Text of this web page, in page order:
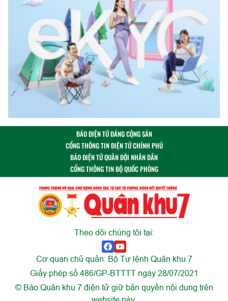
BÁO ĐIỆN TỬ ĐẢNG CỘNG SẢN
CỔNG THÔNG TIN ĐIỆN TỬ CHÍNH PHỦ
BÁO ĐIỆN TỬ QUÂN ĐỘI NHÂN DÂN
CỔNG THÔNG TIN BỘ QUỐC PHÒNG
Theo dõi chúng tôi tại:
Cơ quan chủ quản: Bộ Tư lệnh Quân khu 7
Giấy phép số 486/GP-BTTTT ngày 28/07/2021
© Báo Quân khu 7 điện tử giữ bản quyền nội dung trên